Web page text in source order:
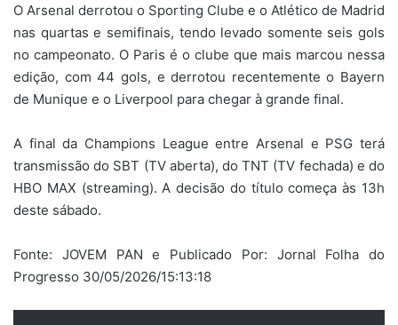
O Arsenal derrotou o Sporting Clube e o Atlético de Madrid
nas quartas e semifinais, tendo levado somente seis gols
no campeonato. O Paris é o clube que mais marcou nessa
edição, com 44 gols, e derrotou recentemente o Bayern
de Munique e o Liverpool para chegar à grande final.
A final da Champions League entre Arsenal e PSG terá
transmissão do SBT (TV aberta), do TNT (TV fechada) e do
HBO MAX (streaming). A decisão do título começa às 13h
deste sábado.
Fonte: JOVEM PAN e Publicado Por: Jornal Folha do
Progresso 30/05/2026/15:13:18